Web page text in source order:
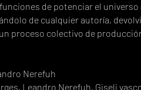
de potenciar el
de cualquier autoría,
proceso colectivo de
Nerefuh
Leandro Nerefuh, Giseli